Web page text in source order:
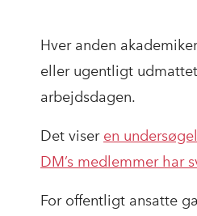
Hver anden
eller ugentligt
arbejdsdagen.
Det viser en
DM’s medlemmer har
For offentligt ansatte